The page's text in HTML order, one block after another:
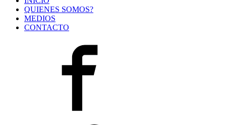
QUIENES SOMOS?
MEDIOS
CONTACTO